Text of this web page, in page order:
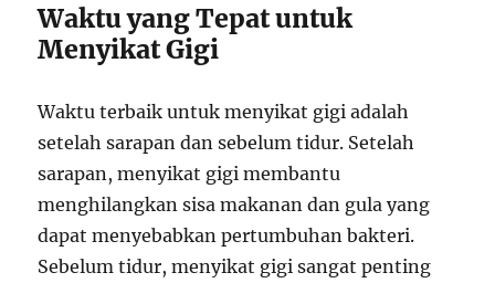
Waktu yang Tepat untuk
Menyikat Gigi
Waktu terbaik untuk menyikat gigi adalah
setelah sarapan dan sebelum tidur. Setelah
sarapan, menyikat gigi membantu
menghilangkan sisa makanan dan gula yang
dapat menyebabkan pertumbuhan bakteri.
Sebelum tidur, menyikat gigi sangat penting